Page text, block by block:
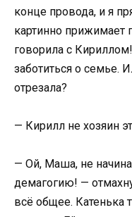
конце провода, и я
картинно прижимает
говорила с
заботиться о семье.
отрезала?
— Кирилл не хозяин
— Ой, Маша, не
демагогию! —
всё общее. Катенька